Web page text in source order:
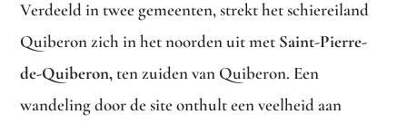
Verdeeld in twee gemeenten, strekt het schiereiland
Quiberon zich in het noorden uit met Saint-Pierre-
de-Quiberon, ten zuiden van Quiberon. Een
wandeling door de site onthult een veelheid aan